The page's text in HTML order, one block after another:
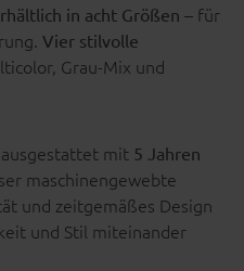
in acht Größen – für
Vier stilvolle
Grau-Mix und
mit 5 Jahren
maschinengewebte
und zeitgemäßes Design
und Stil miteinander